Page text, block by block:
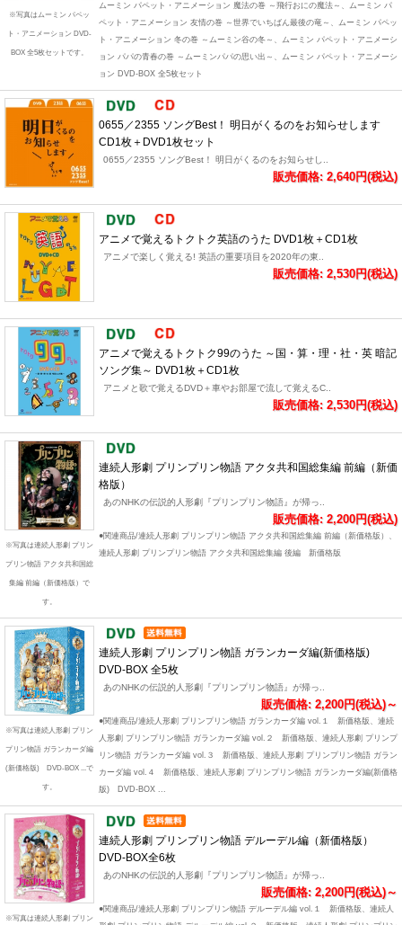
※写真はムーミン パペッ
ト・アニメーション DVD-
BOX 全5枚セットです。
ムーミン パペット・アニメーション 魔法の巻 ～飛行おにの魔法～、ムーミン パ
ペット・アニメーション 友情の巻 ～世界でいちばん最後の竜～、ムーミン パペッ
ト・アニメーション 冬の巻 ～ムーミン谷の冬～、ムーミン パペット・アニメーシ
ョン パパの青春の巻 ～ムーミンパパの思い出～、ムーミン パペット・アニメーシ
ョン DVD-BOX 全5枚セット
0655／2355 ソングBest！ 明日がくるのをお知らせします
CD1枚＋DVD1枚セット
0655／2355 ソングBest！ 明日がくるのをお知らせし..
販売価格: 2,640円(税込)
アニメで覚えるトクトク英語のうた DVD1枚＋CD1枚
アニメで楽しく覚える! 英語の重要項目を2020年の東..
販売価格: 2,530円(税込)
アニメで覚えるトクトク99のうた ～国・算・理・社・英 暗記
ソング集～ DVD1枚＋CD1枚
アニメと歌で覚えるDVD＋車やお部屋で流して覚えるC..
販売価格: 2,530円(税込)
※写真は連続人形劇 プリン
プリン物語 アクタ共和国総
集編 前編（新価格版）で
す。
連続人形劇 プリンプリン物語 アクタ共和国総集編 前編（新価
格版）
あのNHKの伝説的人形劇『プリンプリン物語』が帰っ..
販売価格: 2,200円(税込)
●関連商品/連続人形劇 プリンプリン物語 アクタ共和国総集編 前編（新価格版）、
連続人形劇 プリンプリン物語 アクタ共和国総集編 後編 新価格版
※写真は連続人形劇 プリン
プリン物語 ガランカーダ編
(新価格版) DVD-BOX ...で
す。
連続人形劇 プリンプリン物語 ガランカーダ編(新価格版)
DVD-BOX 全5枚
あのNHKの伝説的人形劇『プリンプリン物語』が帰っ..
販売価格: 2,200円(税込)～
●関連商品/連続人形劇 プリンプリン物語 ガランカーダ編 vol.１ 新価格版、連続
人形劇 プリンプリン物語 ガランカーダ編 vol.２ 新価格版、連続人形劇 プリンプ
リン物語 ガランカーダ編 vol.３ 新価格版、連続人形劇 プリンプリン物語 ガラン
カーダ編 vol.４ 新価格版、連続人形劇 プリンプリン物語 ガランカーダ編(新価格
版) DVD-BOX ...
※写真は連続人形劇 プリン
連続人形劇 プリンプリン物語 デルーデル編（新価格版）
DVD-BOX全6枚
あのNHKの伝説的人形劇『プリンプリン物語』が帰っ..
販売価格: 2,200円(税込)～
●関連商品/連続人形劇 プリンプリン物語 デルーデル編 vol.１ 新価格版、連続人